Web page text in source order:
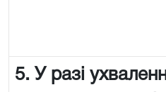
5. У разі